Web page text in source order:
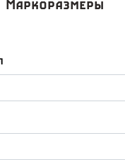
Маркоразмеры